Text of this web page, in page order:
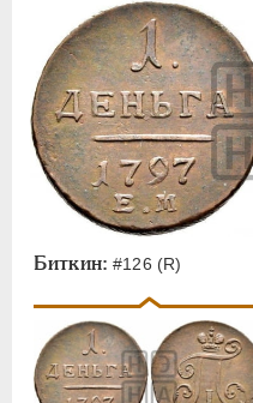
Биткин: #126 (R)
2 копейки
1 копейка
Деньга
Полушка
Пробные
Монетовидные
АЛЕКСАНДР I
НИКОЛАЙ I 1826-1855
АЛЕКСАНДР II 1855-
АЛЕКСАНДР III 1881-
НИКОЛАЙ II 1894-1917